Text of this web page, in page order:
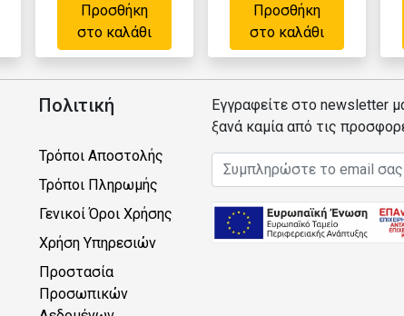
Προσθήκη
στο καλάθι
Προσθήκη
στο καλάθι
Πολιτική
Τρόποι Αποστολής
Τρόποι Πληρωμής
Γενικοί Όροι Χρήσης
Χρήση Υπηρεσιών
Προστασία
Προσωπικών
Εγγραφείτε στο newsletter
ξανά καμία από τις
Email address